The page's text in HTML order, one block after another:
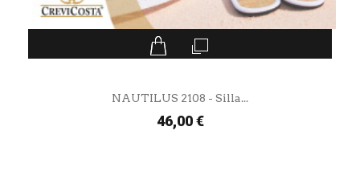
NAUTILUS 2108 - Silla...
46,00 €